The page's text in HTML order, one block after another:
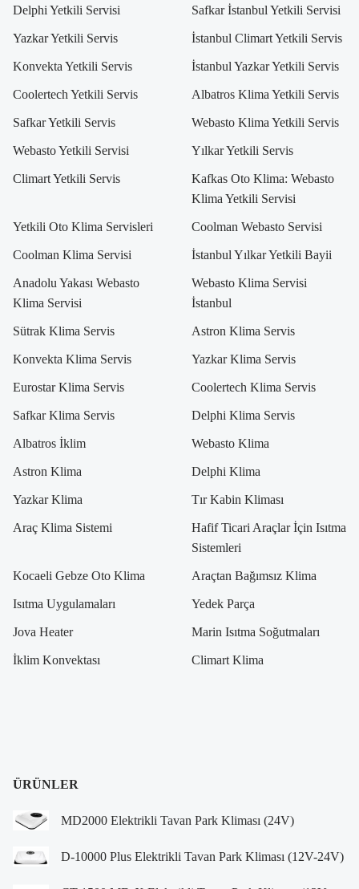
Delphi Yetkili Servisi Safkar İstanbul Yetkili Servisi
Yazkar Yetkili Servis İstanbul Climart Yetkili Servis
Konvekta Yetkili Servis İstanbul Yazkar Yetkili Servis
Coolertech Yetkili Servis Albatros Klima Yetkili Servis
Safkar Yetkili Servis Webasto Klima Yetkili Servis
Webasto Yetkili Servisi Yılkar Yetkili Servis
Climart Yetkili Servis
Kafkas Oto Klima: Webasto
Klima Yetkili Servisi
Yetkili Oto Klima Servisleri Coolman Webasto Servisi
Coolman Klima Servisi İstanbul Yılkar Yetkili Bayii
Anadolu Yakası Webasto
Klima Servisi
Webasto Klima Servisi
İstanbul
Sütrak Klima Servis Astron Klima Servis
Konvekta Klima Servis Yazkar Klima Servis
Eurostar Klima Servis Coolertech Klima Servis
Safkar Klima Servis Delphi Klima Servis
Albatros İklim Webasto Klima
Astron Klima Delphi Klima
Yazkar Klima Tır Kabin Kliması
Araç Klima Sistemi
Hafif Ticari Araçlar İçin Isıtma
Sistemleri
Kocaeli Gebze Oto Klima Araçtan Bağımsız Klima
Isıtma Uygulamaları Yedek Parça
Jova Heater Marin Isıtma Soğutmaları
İklim Konvektası Climart Klima
ÜRÜNLER
MD2000 Elektrikli Tavan Park Kliması (24V)
D-10000 Plus Elektrikli Tavan Park Kliması (12V-24V)